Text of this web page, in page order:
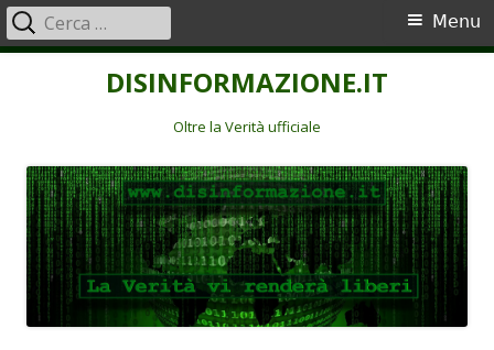
DISINFORMAZIONE.IT
Oltre la Verità ufficiale
Menu
principale
Menu
Ricerca
per: